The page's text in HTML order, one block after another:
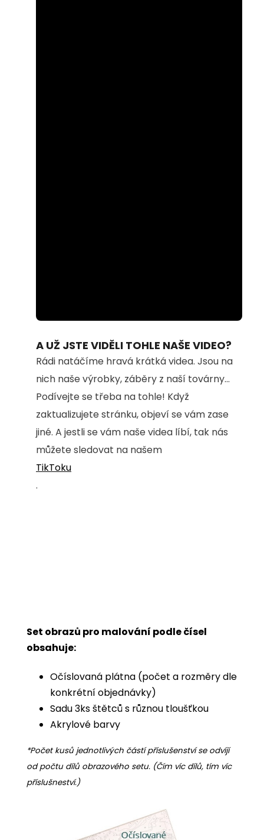
59.45%
A UŽ JSTE VIDĚLI TOHLE NAŠE VIDEO?
Rádi natáčíme hravá krátká videa. Jsou na
nich naše výrobky, záběry z naší továrny...
Podívejte se třeba na tohle! Když
zaktualizujete stránku, objeví se vám zase
jiné. A jestli se vám naše videa líbí, tak nás
můžete sledovat na našem
TikToku
.
Set obrazů pro malování podle čísel
obsahuje:
Očíslovaná plátna (počet a rozměry dle
konkrétní objednávky)
Sadu 3ks štětců s různou tloušťkou
Akrylové barvy
*Počet kusů jednotlivých částí příslušenství se odvíjí
od počtu dílů obrazového setu. (Čím víc dílů, tím víc
příslušneství.)